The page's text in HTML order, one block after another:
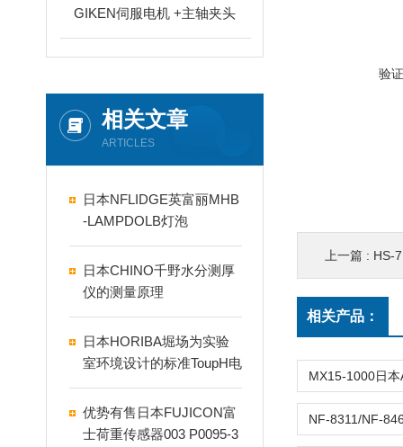
GIKEN伺服电机 +主轴夹头
相关文章
ARTICLES
日本NFLIDGE英富丽MHB
-LAMPDOLB灯泡
日本CHINO千野水分测厚
仪的测量原理
日本HORIBA堀场为实验
室环境设计的标准ToupH电
极9615S-10D介绍
优势有售日本FUJICON富
士荷重传感器003 P0095-3
验
上一篇 : HS-
相关产品：